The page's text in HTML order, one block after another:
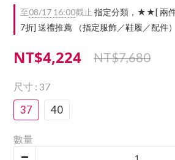
至08/17 16:00截止 指定分類，★★[ 兩
7折] 送禮推薦 （指定服飾／鞋履／配件）
NT$4,224 NT$7,680
尺寸 : 37
37 40
數量